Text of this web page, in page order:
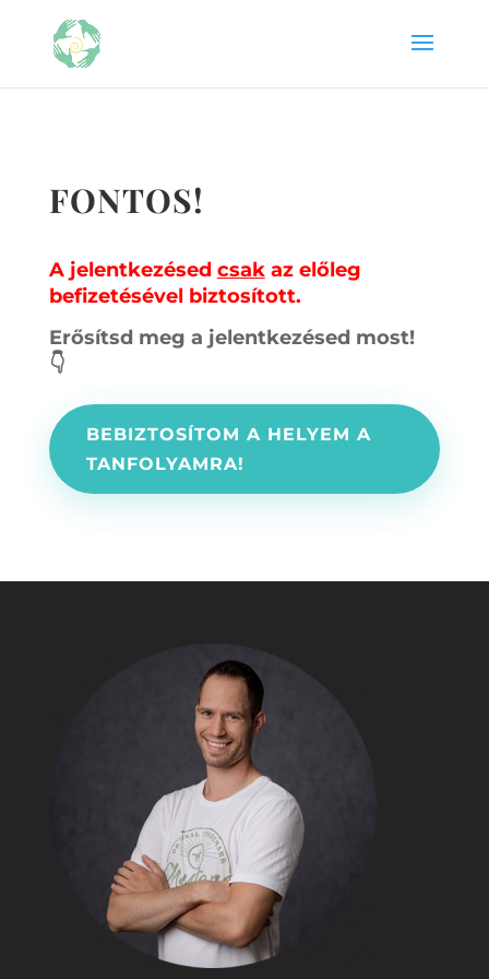
FONTOS!
A jelentkezésed csakaz előleg
befizetésével biztosított.
Erősítsd meg a jelentkezésed most!
👇
BEBIZTOSÍTOM A HELYEM A
TANFOLYAMRA!